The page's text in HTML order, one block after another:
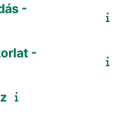
-
-